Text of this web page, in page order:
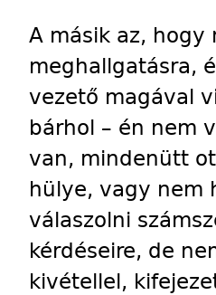
A másik az,
meghallgatásra,
vezető magával
bárhol – én nem
van, mindenütt
hülye, vagy nem
válaszolni
kérdéseire, de
kivétellel,